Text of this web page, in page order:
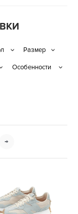
→